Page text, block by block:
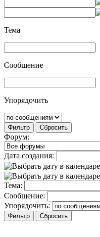
Тема
Сообщение
Упорядочить
Фильтр Сбросить
Форум:
Дата создания:
Тема:
Сообщение:
Упорядочить: